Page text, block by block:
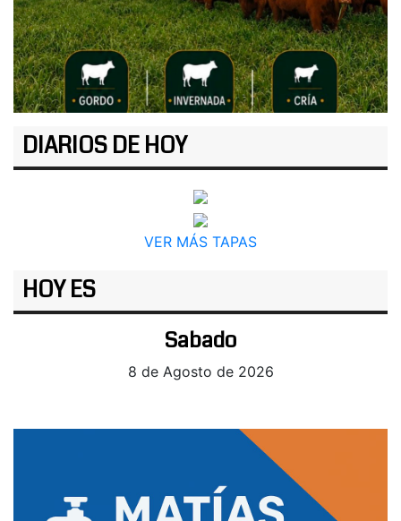
DIARIOS DE HOY
VER MÁS TAPAS
HOY ES
Sabado
8 de Agosto de 2026